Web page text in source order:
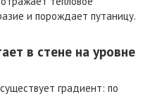
и порождает путаницу.
в стене на уровне
градиент: по